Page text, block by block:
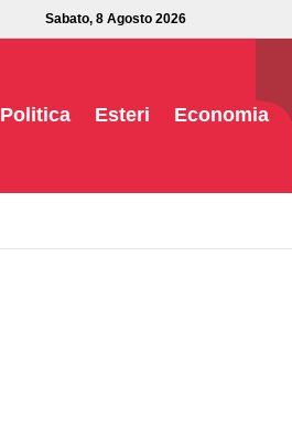
Sabato, 8 Agosto 2026
Politica Esteri Economia